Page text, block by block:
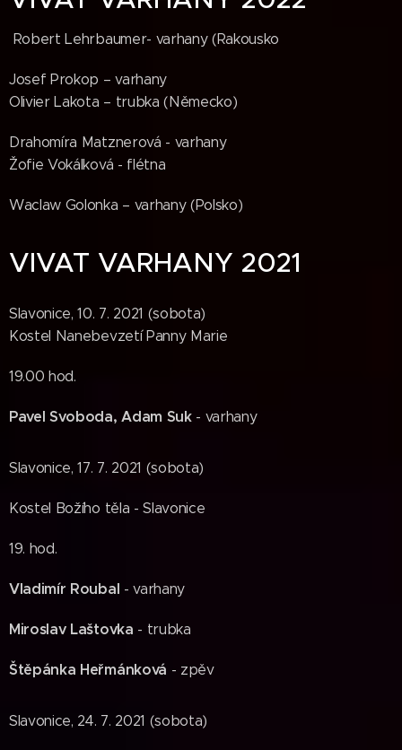
Robert Lehrbaumer- varhany (Rakousko
Josef Prokop – varhany
Olivier Lakota – trubka (Německo)
Drahomíra Matznerová - varhany
Žofie Vokálková - flétna
Waclaw Golonka – varhany (Polsko)
VIVAT VARHANY 2021
Slavonice, 10. 7. 2021 (sobota)
Kostel Nanebevzetí Panny Marie
19.00 hod.
Pavel Svoboda, Adam Suk - varhany
Slavonice, 17. 7. 2021 (sobota)
Kostel Božího těla - Slavonice
19. hod.
Vladimír Roubal - varhany
Miroslav Laštovka - trubka
Štěpánka Heřmánková - zpěv
Slavonice, 24. 7. 2021 (sobota)